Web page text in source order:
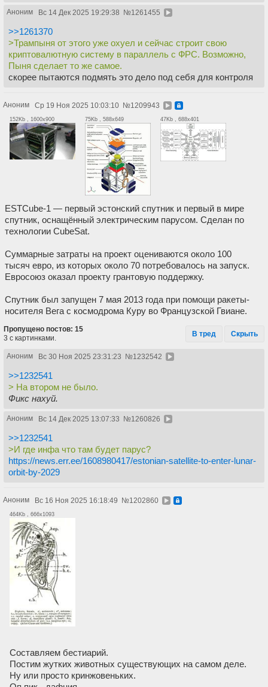
Аноним Вс 14 Дек 2025 19:29:38 №1261455
>>1261370
>Трампыня от этого уже охуел и сейчас строит свою
криптовалютную систему в параллель с ФРС. Возможно,
Пыня сделает то же самое.
скорее пытаются подмять это дело под себя для контроля
Аноним Ср 19 Ноя 2025 10:03:10 №1209943
152Kb , 1600x900 75Kb , 588x649 47Kb , 688x401
ESTCube-1 — первый эстонский спутник и первый в мире
спутник, оснащённый электрическим парусом. Сделан по
технологии CubeSat.
Суммарные затраты на проект оцениваются около 100
тысяч евро, из которых около 70 потребовалось на запуск.
Евросоюз оказал проекту грантовую поддержку.
Спутник был запущен 7 мая 2013 года при помощи ракеты-
носителя Вега с космодрома Куру во Французской Гвиане.
Пропущено постов: 15
3 с картинками.
В тред Скрыть
Аноним Вс 30 Ноя 2025 23:31:23 №1232542
>>1232541
> На втором не было.
Фикс нахуй.
Аноним Вс 14 Дек 2025 13:07:33 №1260826
>>1232541
>И где инфа что там будет парус?
https://news.err.ee/1608980417/estonian-satellite-to-enter-lunar-
orbit-by-2029
Аноним Вс 16 Ноя 2025 16:18:49 №1202860
464Kb , 666x1093
Составляем бестиарий.
Постим жутких животных существующих на самом деле.
Ну или просто кринжовеньких.